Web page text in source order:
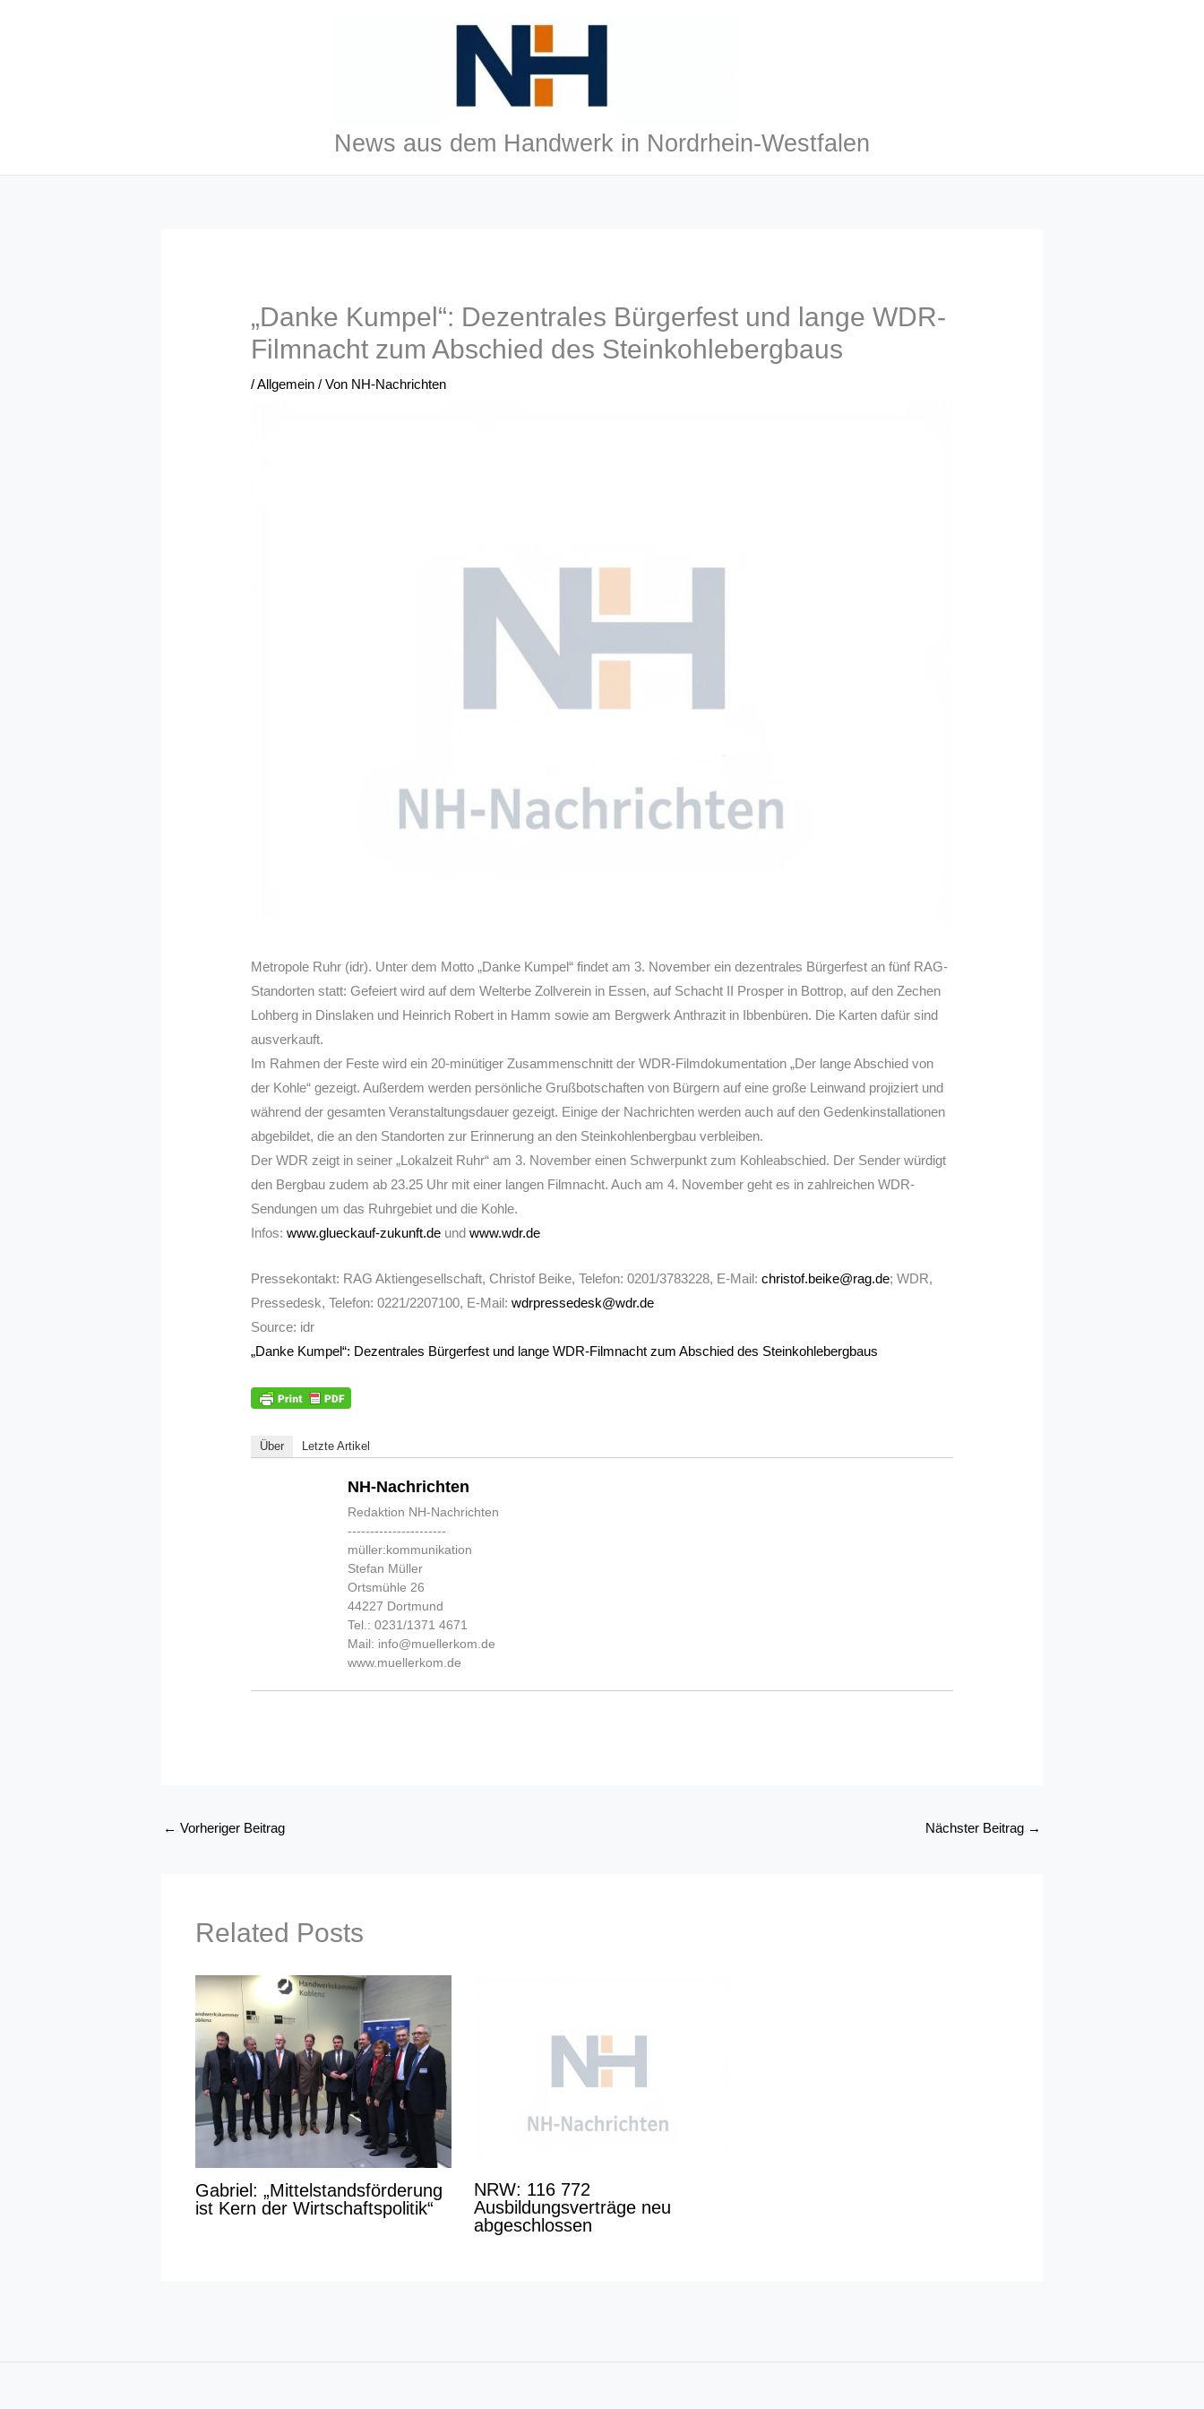
News aus dem Handwerk in Nordrhein-Westfalen
„Danke Kumpel“: Dezentrales Bürgerfest und lange WDR-
Filmnacht zum Abschied des Steinkohlebergbaus
/Allgemein / Von NH-Nachrichten
Metropole Ruhr (idr). Unter dem Motto „Danke Kumpel“ findet am 3. November ein dezentrales Bürgerfest an fünf RAG-
Standorten statt: Gefeiert wird auf dem Welterbe Zollverein in Essen, auf Schacht II Prosper in Bottrop, auf den Zechen
Lohberg in Dinslaken und Heinrich Robert in Hamm sowie am Bergwerk Anthrazit in Ibbenbüren. Die Karten dafür sind
ausverkauft.
Im Rahmen der Feste wird ein 20-minütiger Zusammenschnitt der WDR-Filmdokumentation „Der lange Abschied von
der Kohle“ gezeigt. Außerdem werden persönliche Grußbotschaften von Bürgern auf eine große Leinwand projiziert und
während der gesamten Veranstaltungsdauer gezeigt. Einige der Nachrichten werden auch auf den Gedenkinstallationen
abgebildet, die an den Standorten zur Erinnerung an den Steinkohlenbergbau verbleiben.
Der WDR zeigt in seiner „Lokalzeit Ruhr“ am 3. November einen Schwerpunkt zum Kohleabschied. Der Sender würdigt
den Bergbau zudem ab 23.25 Uhr mit einer langen Filmnacht. Auch am 4. November geht es in zahlreichen WDR-
Sendungen um das Ruhrgebiet und die Kohle.
Infos:www.glueckauf-zukunft.de undwww.wdr.de
Pressekontakt: RAG Aktiengesellschaft, Christof Beike, Telefon: 0201/3783228, E-Mail:christof.beike@rag.de; WDR,
Pressedesk, Telefon: 0221/2207100, E-Mail:wdrpressedesk@wdr.de
Source: idr
„Danke Kumpel“: Dezentrales Bürgerfest und lange WDR-Filmnacht zum Abschied des Steinkohlebergbaus
Über Letzte Artikel
NH-Nachrichten
Redaktion NH-Nachrichten
----------------------
müller:kommunikation
Stefan Müller
Ortsmühle 26
44227 Dortmund
Tel.: 0231/1371 4671
Mail: info@muellerkom.de
www.muellerkom.de
← Vorheriger Beitrag Nächster Beitrag →
Related Posts
Gabriel: „Mittelstandsförderung
ist Kern der Wirtschaftspolitik“
NRW: 116 772
Ausbildungsverträge neu
abgeschlossen